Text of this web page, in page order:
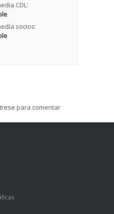
CDL:
socios:
para comentar